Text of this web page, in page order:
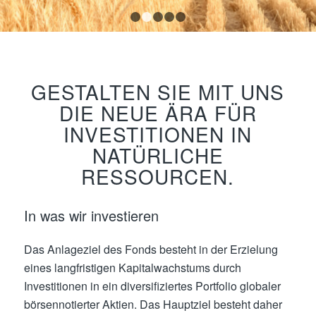
1 2 3 4 5
GESTALTEN SIE MIT UNS
DIE NEUE ÄRA FÜR
INVESTITIONEN IN
NATÜRLICHE
RESSOURCEN.
In was wir investieren
Das Anlageziel des Fonds besteht in der Erzielung
eines langfristigen Kapitalwachstums durch
Investitionen in ein diversifiziertes Portfolio globaler
börsennotierter Aktien. Das Hauptziel besteht daher